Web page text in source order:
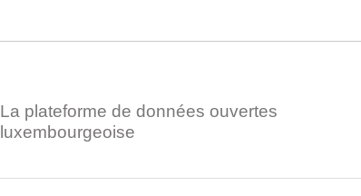
La plateforme de données ouvertes